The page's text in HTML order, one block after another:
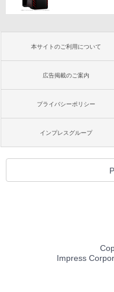
本サイトのご利用について
広告掲載のご案内
プライバシーポリシー
インプレスグループ
Impress